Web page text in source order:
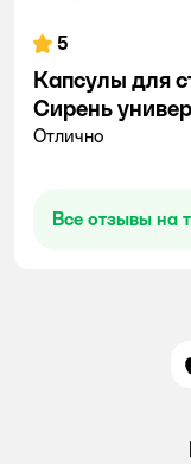
5
Капсулы для
Сирень
Отлично
Все отзывы на